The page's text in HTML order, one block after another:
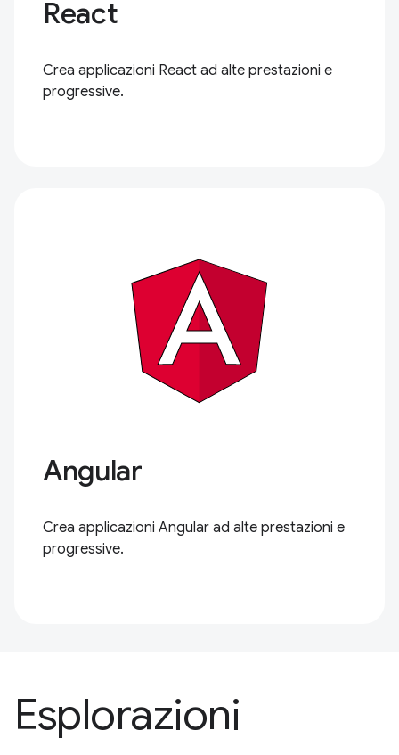
React
Crea applicazioni React ad alte prestazioni e
progressive.
Angular
Crea applicazioni Angular ad alte prestazioni e
progressive.
Esplorazioni